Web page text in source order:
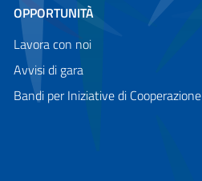
OPPORTUNITÀ
Lavora con noi
Avvisi di gara
Bandi per Iniziative di Cooperazione